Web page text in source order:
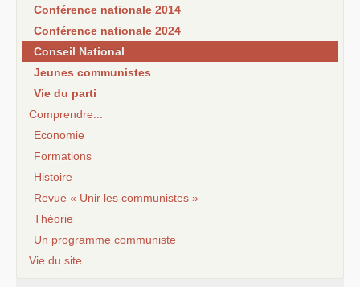
Conférence nationale 2014
Conférence nationale 2024
Conseil National
Jeunes communistes
Vie du parti
Comprendre...
Economie
Formations
Histoire
Revue « Unir les communistes »
Théorie
Un programme communiste
Vie du site